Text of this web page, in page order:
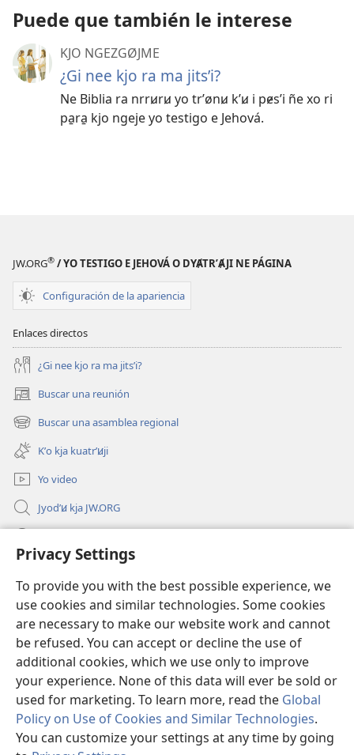
Privacy Settings
To provide you with the best possible experience, we
use cookies and similar technologies. Some cookies
are necessary to make our website work and cannot
be refused. You can accept or decline the use of
additional cookies, which we use only to improve
your experience. None of this data will ever be sold or
used for marketing. To learn more, read the Global
Policy on Use of Cookies and Similar Technologies.
You can customize your settings at any time by going
Puede que también le interese
KJO NGEZGØJME
¿Gi nee kjo ra ma jitsʼi?
Ne Biblia ra nrrꞹrꞹ yo trʼønꞹ kʼꞹ i pɇsʼi ñe xo ri
pa̱ra̱ kjo ngeje yo testigo e Jehová.
JW.ORG®/ YO TESTIGO E JEHOVÁ O DYA̸TRʼA̸JI NE PÁGINA
Configuración de la apariencia
Enlaces directos
¿Gi nee kjo ra ma jitsʼi?
Buscar una reunión
(abre
una
nueva
ventana)
Buscar una asamblea regional
(abre
una
nueva
ventana)
Kʼo kja kuatrʼꞹji
Yo video
Jyodʼꞹ kja JW.ORG
(abre
nueva
ventana)
BIBLIOTECA EN LÍNEA Watchtower™
(abre
una
nuevaJW Hub ®
(abre
una
nueva
ventana)
Copyright© 2026 Watch Tower Bible and Tract Society of Pennsylvania.
NU KʼO DYA RI TSJAGE|